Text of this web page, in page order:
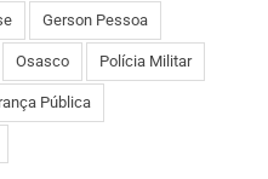
Gerson Pessoa
Osasco Polícia Militar
Pública